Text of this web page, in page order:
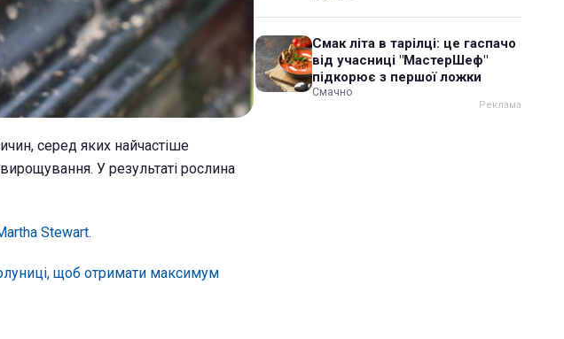
серед яких найчастіше
У результаті рослина
Stewart.
щоб отримати максимум
Смак літа в тарілці: це гаспачо
від учасниці "МастерШеф"
підкорює з першої ложки
Смачно